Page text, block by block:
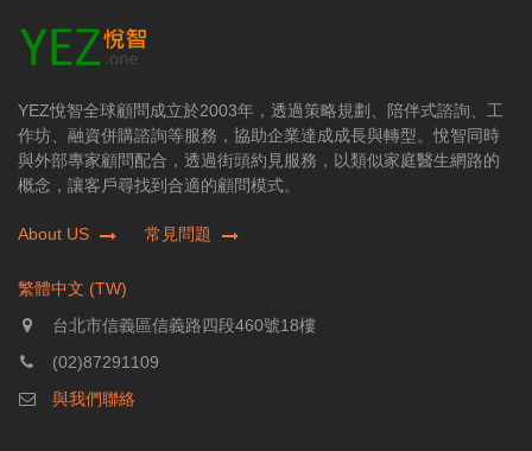
YEZ悅智全球顧問成立於2003年，透過策略規劃、陪伴式諮詢、工
作坊、融資併購諮詢等服務，協助企業達成成長與轉型。悅智同時
與外部專家顧問配合，透過街頭約見服務，以類似家庭醫生網路的
概念，讓客戶尋找到合適的顧問模式。
About US 常見問題
繁體中文 (TW)
台北市信義區信義路四段460號18樓
(02)87291109
與我們聯絡